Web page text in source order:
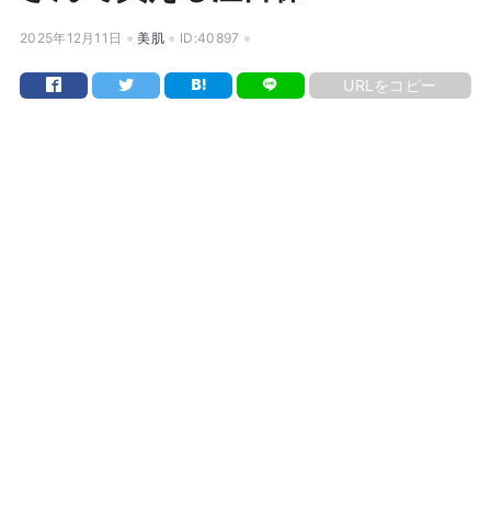
2025年12月11日 美肌 ID:40897
URLをコピー